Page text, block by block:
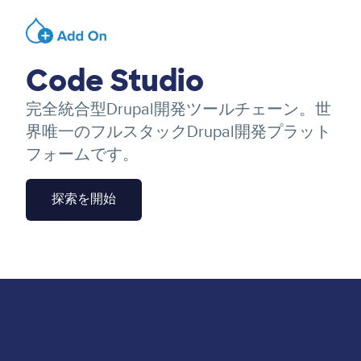
Image
Code Studio
完全統合型Drupal開発ツールチェーン。世
界唯一のフルスタックDrupal開発プラット
フォームです。
探索を開始